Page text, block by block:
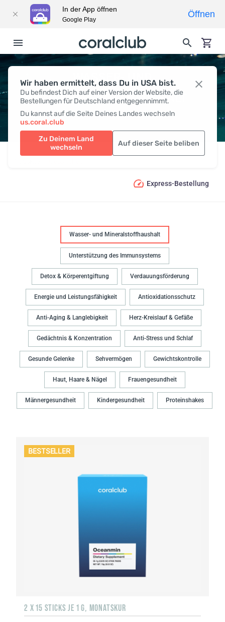
Wir haben ermittelt, dass Du in USA bist.
Du befindest Dich auf einer Version der Website, die
Bestellungen für Deutschland entgegennimmt.
Du kannst auf die Seite Deines Landes wechseln
us.coral.club
Zu Deinem Land
wechseln
Auf dieser Seite beliben
WASSER- UND
MINERALSTOFFHAUSHALT
Express-Bestellung
Wasser- und Mineralstoffhaushalt
Unterstützung des Immunsystems
Detox & Körperentgiftung Verdauungsförderung
Energie und Leistungsfähigkeit Antioxidationsschutz
Anti-Aging & Langlebigkeit Herz-Kreislauf & Gefäße
Gedächtnis & Konzentration Anti-Stress und Schlaf
Gesunde Gelenke Sehvermögen Gewichtskontrolle
Haut, Haare & Nägel Frauengesundheit
Männergesundheit Kindergesundheit Proteinshakes
BESTSELLER
2 X 15 STICKS JE 1 G, MONATSKUR
In der App öffnen
Google Play
Öffnen